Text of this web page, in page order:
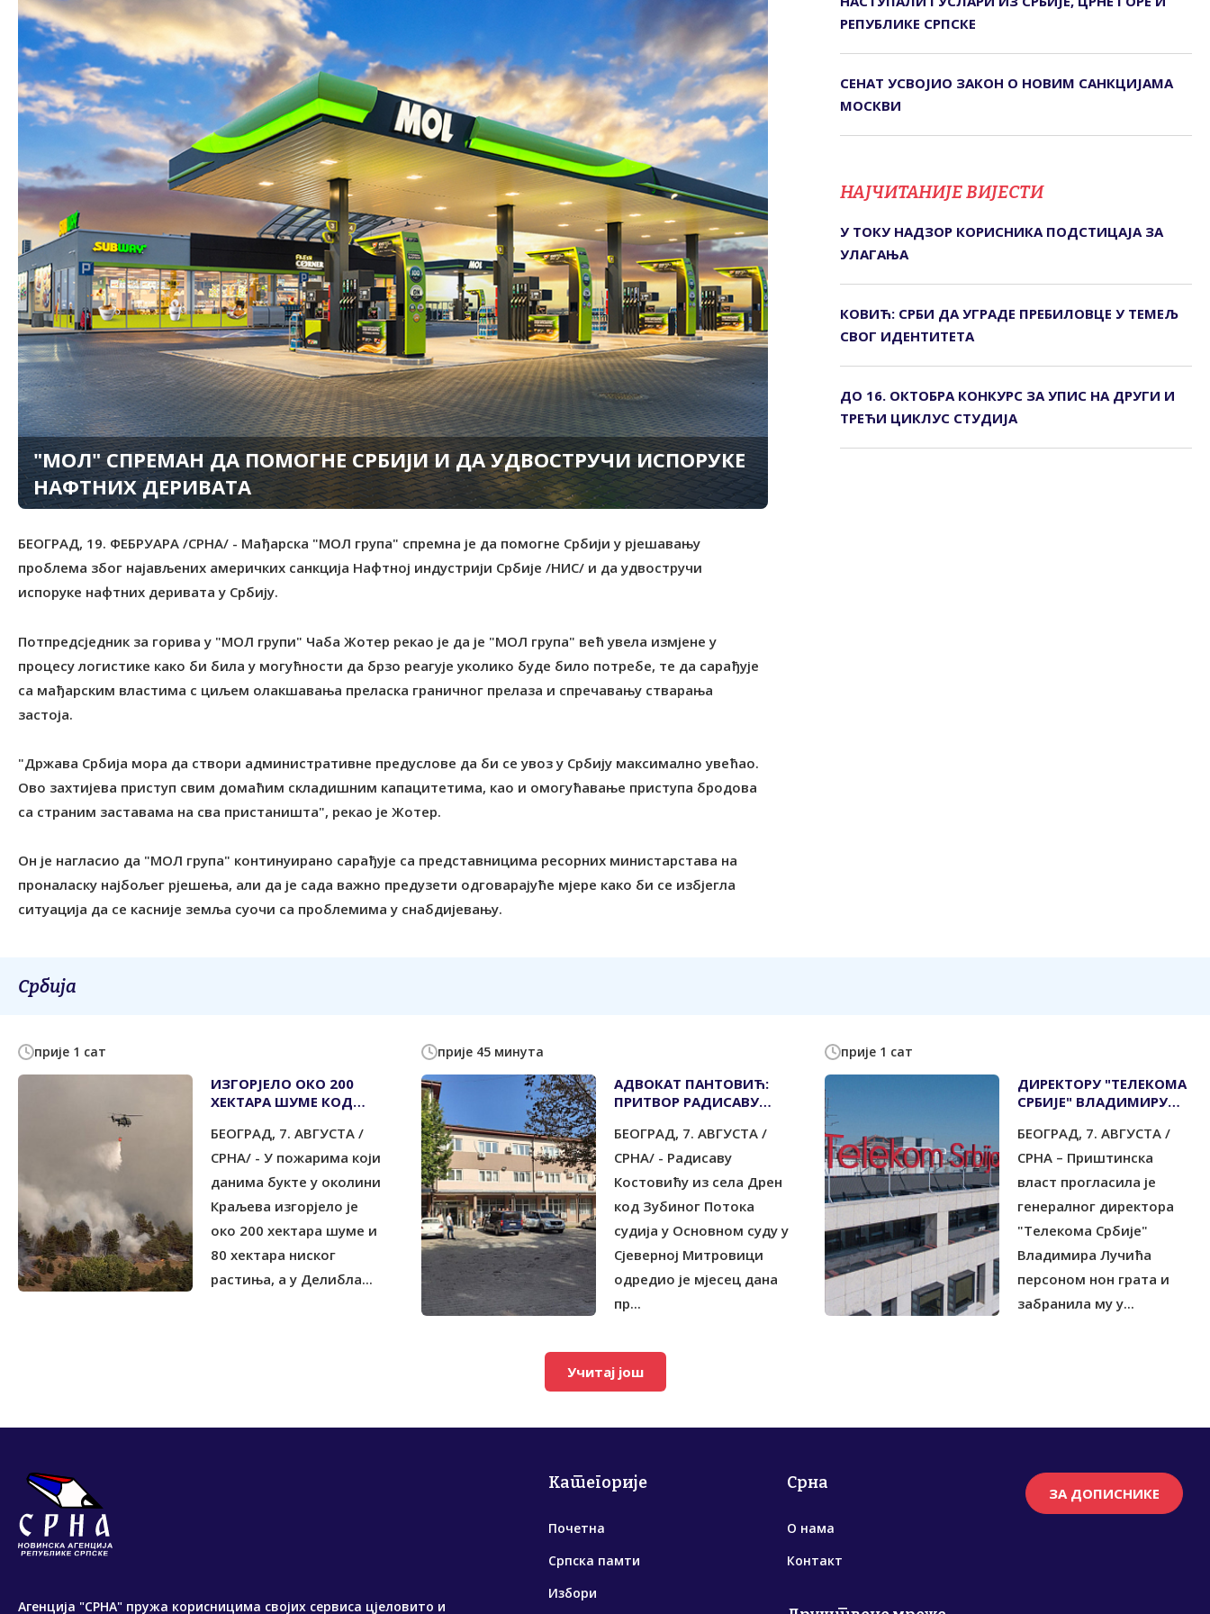
"МОЛ" СПРЕМАН ДА ПОМОГНЕ СРБИЈИ И ДА УДВОСТРУЧИ ИСПОРУКЕ
НАФТНИХ ДЕРИВАТА
БЕОГРАД, 19. ФЕБРУАРА /СРНА/ - Мађарска "МОЛ група" спремна је да помогне Србији у рјешавању
проблема због најављених америчких санкција Нафтној индустрији Србије /НИС/ и да удвостручи
испоруке нафтних деривата у Србију.
Потпредсједник за горива у "МОЛ групи" Чаба Жотер рекао је да је "МОЛ група" већ увела измјене у
процесу логистике како би била у могућности да брзо реагује уколико буде било потребе, те да сарађује
са мађарским властима с циљем олакшавања преласка граничног прелаза и спречавању стварања
застоја.
"Држава Србија мора да створи административне предуслове да би се увоз у Србију максимално увећао.
Ово захтијева приступ свим домаћим складишним капацитетима, као и омогућавање приступа бродова
са страним заставама на сва пристаништа", рекао је Жотер.
Он је нагласио да "МОЛ група" континуирано сарађује са представницима ресорних министарстава на
проналаску најбољег рјешења, али да је сада важно предузети одговарајуће мјере како би се избјегла
ситуација да се касније земља суочи са проблемима у снабдијевању.
РЕПУБЛИКЕ СРПСКЕ
СЕНАТ УСВОЈИО ЗАКОН О НОВИМ САНКЦИЈАМА
МОСКВИ
НАЈЧИТАНИЈЕ ВИЈЕСТИ
У ТОКУ НАДЗОР КОРИСНИКА ПОДСТИЦАЈА ЗА
УЛАГАЊА
КОВИЋ: СРБИ ДА УГРАДЕ ПРЕБИЛОВЦЕ У ТЕМЕЉ
СВОГ ИДЕНТИТЕТА
ДО 16. ОКТОБРА КОНКУРС ЗА УПИС НА ДРУГИ И
ТРЕЋИ ЦИКЛУС СТУДИЈА
Србија
прије 1 сат
ИЗГОРЈЕЛО ОКО 200
ХЕКТАРА ШУМЕ КОД
БЕОГРАД, 7. АВГУСТА /
СРНА/ - У пожарима који
данима букте у околини
Краљева изгорјело је
око 200 хектара шуме и
80 хектара ниског
растиња, а у Делибла...
прије 45 минута
АДВОКАТ ПАНТОВИЋ:
ПРИТВОР РАДИСАВУ
ЛОВАЧКЕ ПУШКЕ
ПРАВНО НАСИЉЕ
БЕОГРАД, 7. АВГУСТА /
СРНА/ - Радисаву
Костовићу из села Дрен
код Зубиног Потока
судија у Основном суду у
Сјеверној Митровици
одредио је мјесец дана
пр...
прије 1 сат
ДИРЕКТОРУ "ТЕЛЕКОМА
СРБИЈЕ" ВЛАДИМИРУ
УЛАЗАК НА КОСМЕТ
БЕОГРАД, 7. АВГУСТА /
СРНА – Приштинска
власт прогласила је
генералног директора
"Телекома Србије"
Владимира Лучића
персоном нон грата и
забранила му у...
Учитај још
Агенција "СРНА" пружа корисницима својих сервиса цјеловито и
Категорије
Почетна
Српска памти
Избори
Срна
О нама
Контакт
ЗА ДОПИСНИКЕ